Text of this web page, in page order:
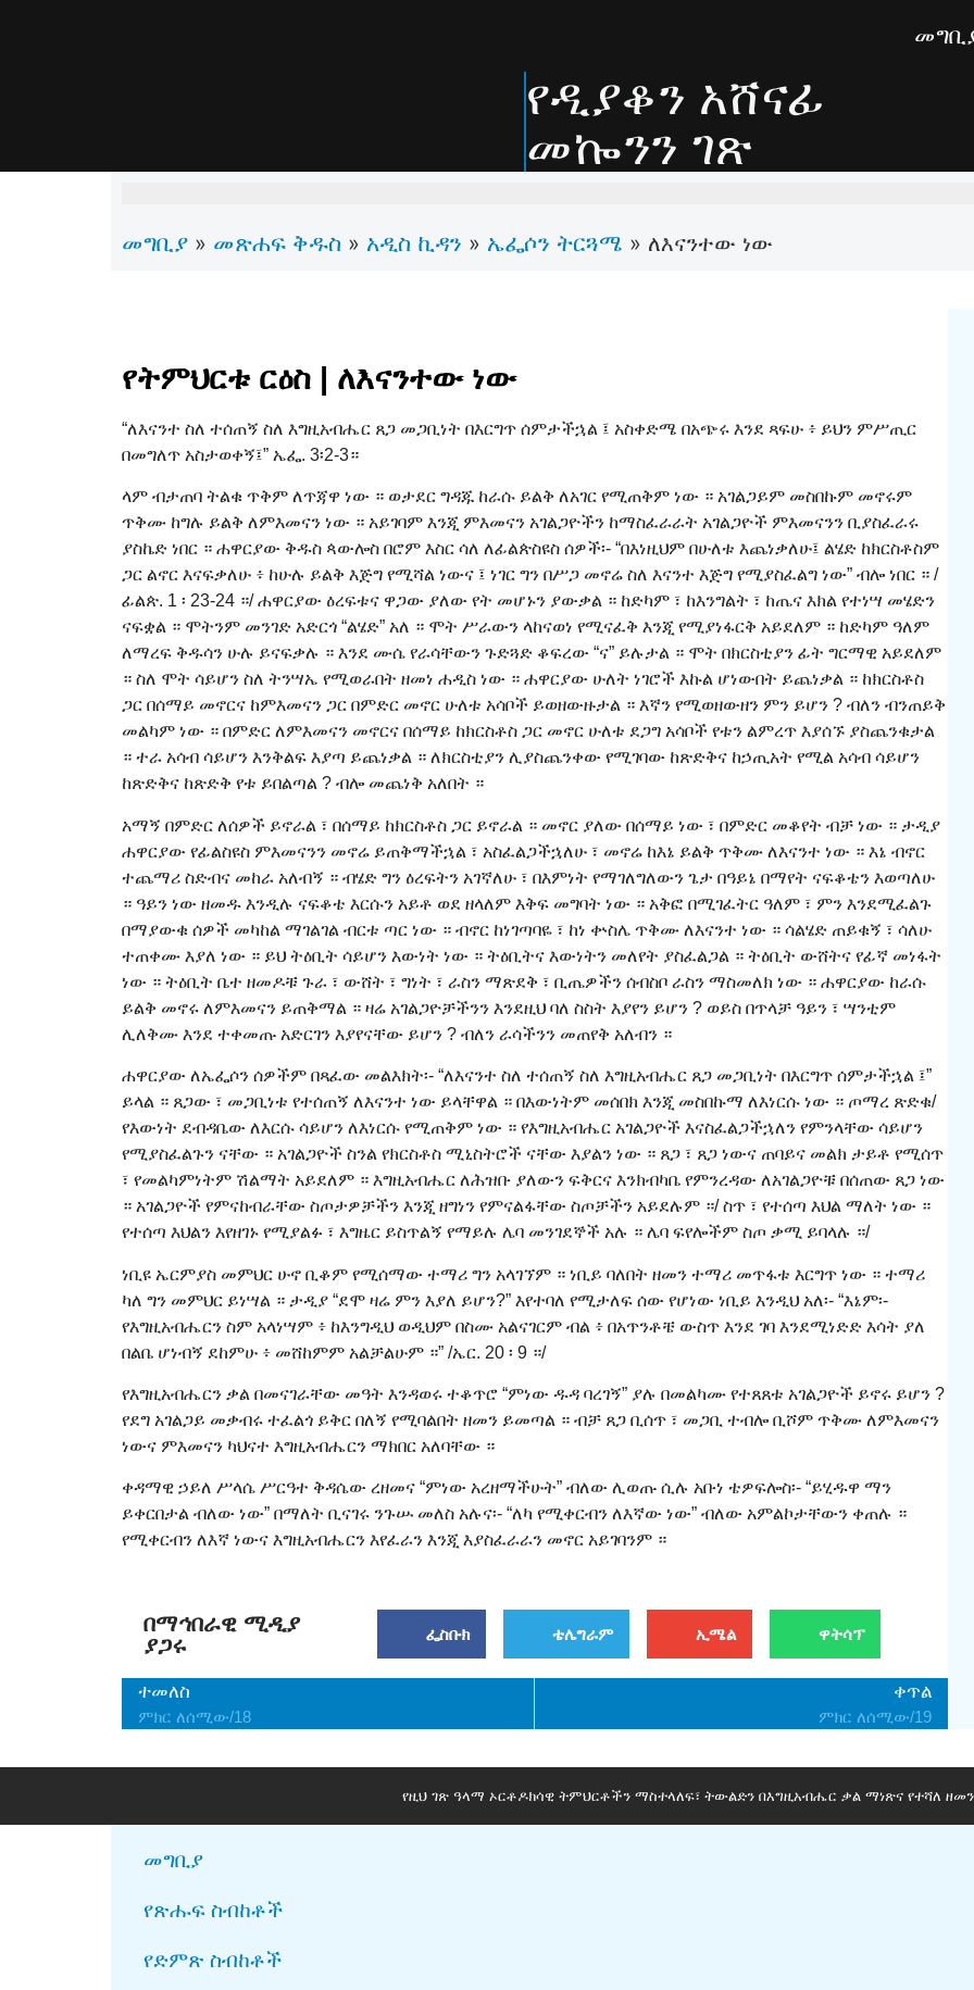
የዲያቆን አሸናፊ
መኰንን ገጽ
መግቢያ » መጽሐፍ ቅዱስ » አዲስ ኪዳን » ኤፌሶን ትርጓሜ » ለእናንተው ነው
የትምህርቱ ርዕስ | ለእናንተው ነው
“ለእናንተ ስለ ተሰጠኝ ስለ እግዚአብሔር ጸጋ መጋቢነት በእርግጥ ሰምታችኋል ፤ አስቀድሜ በአጭሩ እንደ ጻፍሁ ፥ ይህን ምሥጢር
በመግለጥ አስታወቀኝ፤” ኤፌ. 3፡2-3።
ላም ብታጠባ ትልቁ ጥቅም ለጥጃዋ ነው ። ወታደር ግዳጁ ከራሱ ይልቅ ለአገር የሚጠቅም ነው ። አገልጋይም መስበኩም መኖሩም
ጥቅሙ ከግሉ ይልቅ ለምእመናን ነው ። አይገባም እንጂ ምእመናን አገልጋዮችን ከማስፈራራት አገልጋዮች ምእመናንን ቢያስፈራሩ
ያስኬድ ነበር ። ሐዋርያው ቅዱስ ጳውሎስ በሮም እስር ሳለ ለፊልጵስዩስ ሰዎች፡- “በእነዚህም በሁለቱ እጨነቃለሁ፤ ልሄድ ከክርስቶስም
ጋር ልኖር እናፍቃለሁ ፥ ከሁሉ ይልቅ እጅግ የሚሻል ነውና ፤ ነገር ግን በሥጋ መኖሬ ስለ እናንተ እጅግ የሚያስፈልግ ነው” ብሎ ነበር ። /
ፊልጵ. 1 ፡ 23-24 ።/ ሐዋርያው ዕረፍቱና ዋጋው ያለው የት መሆኑን ያውቃል ። ከድካም ፣ ከእንግልት ፣ ከጤና እክል የተነሣ መሄድን
ናፍቋል ። ሞትንም መንገድ አድርጎ “ልሄድ” አለ ። ሞት ሥራውን ላከናወነ የሚናፈቅ እንጂ የሚያነፋርቅ አይደለም ። ከድካም ዓለም
ለማረፍ ቅዱሳን ሁሉ ይናፍቃሉ ። እንደ ሙሴ የራሳቸውን ጉድጓድ ቆፍረው “ና” ይሉታል ። ሞት በክርስቲያን ፊት ግርማዊ አይደለም
። ስለ ሞት ሳይሆን ስለ ትንሣኤ የሚወራበት ዘመነ ሐዲስ ነው ። ሐዋርያው ሁለት ነገሮች እኩል ሆነውበት ይጨነቃል ። ከክርስቶስ
ጋር በሰማይ መኖርና ከምእመናን ጋር በምድር መኖር ሁለቱ አሳቦች ይወዘውዙታል ። እኛን የሚወዘውዘን ምን ይሆን ? ብለን ብንጠይቅ
መልካም ነው ። በምድር ለምእመናን መኖርና በሰማይ ከክርስቶስ ጋር መኖር ሁለቱ ደጋግ አሳቦች የቱን ልምረጥ እያሰኙ ያስጨንቁታል
። ተራ አሳብ ሳይሆን እንቅልፍ እያጣ ይጨነቃል ። ለክርስቲያን ሊያስጨንቀው የሚገባው ከጽድቅና ከኃጢአት የሚል አሳብ ሳይሆን
ከጽድቅና ከጽድቅ የቱ ይበልጣል ? ብሎ መጨነቅ አለበት ።
አማኝ በምድር ለሰዎች ይኖራል ፣ በሰማይ ከክርስቶስ ጋር ይኖራል ። መኖር ያለው በሰማይ ነው ፣ በምድር መቆየት ብቻ ነው ። ታዲያ
ሐዋርያው የፊልስዩስ ምእመናንን መኖሬ ይጠቅማችኋል ፣ አስፈልጋችኋለሁ ፣ መኖሬ ከእኔ ይልቅ ጥቅሙ ለእናንተ ነው ። እኔ ብኖር
ተጨማሪ ስድብና መከራ አለብኝ ። ብሄድ ግን ዕረፍትን አገኛለሁ ፣ በእምነት የማገለግለውን ጌታ በዓይኔ በማየት ናፍቆቴን እወጣለሁ
። ዓይን ነው ዘመዱ እንዲሉ ናፍቆቴ እርሱን አይቶ ወደ ዘላለም እቅፍ መግባት ነው ። አቅፎ በሚገፈትር ዓለም ፣ ምን እንደሚፈልጉ
በማያውቁ ሰዎች መካከል ማገልገል ብርቱ ጣር ነው ። ብኖር ከነገጣባዬ ፣ ከነ ቍስሌ ጥቅሙ ለእናንተ ነው ። ሳልሄድ ጠይቁኝ ፣ ሳለሁ
ተጠቀሙ እያለ ነው ። ይህ ትዕቢት ሳይሆን እውነት ነው ። ትዕቢትና እውነትን መለየት ያስፈልጋል ። ትዕቢት ውሸትና የፊኛ መነፋት
ነው ። ትዕቢት ቤተ ዘመዶቹ ጉራ ፣ ውሸት ፣ ግነት ፣ ራስን ማጽደቅ ፣ ቢጤዎችን ሰብስቦ ራስን ማስመለክ ነው ። ሐዋርያው ከራሱ
ይልቅ መኖሩ ለምእመናን ይጠቅማል ። ዛሬ አገልጋዮቻችንን እንደዚህ ባለ ስስት እያየን ይሆን ? ወይስ በጥላቻ ዓይን ፣ ሣንቲም
ሊለቅሙ እንደ ተቀመጡ አድርገን እያየናቸው ይሆን ? ብለን ራሳችንን መጠየቅ አለብን ።
ሐዋርያው ለኤፌሶን ሰዎችም በጻፈው መልእክት፡- “ለእናንተ ስለ ተሰጠኝ ስለ እግዚአብሔር ጸጋ መጋቢነት በእርግጥ ሰምታችኋል ፤”
ይላል ። ጸጋው ፣ መጋቢነቱ የተሰጠኝ ለእናንተ ነው ይላቸዋል ። በእውነትም መሰበክ እንጂ መስበኩማ ለእነርሱ ነው ። ጦማረ ጽድቁ/
የእውነት ደብዳቤው ለእርሱ ሳይሆን ለእነርሱ የሚጠቅም ነው ። የእግዚአብሔር አገልጋዮች እናስፈልጋችኋለን የምንላቸው ሳይሆን
የሚያስፈልጉን ናቸው ። አገልጋዮች ስንል የክርስቶስ ሚኒስትሮች ናቸው እያልን ነው ። ጸጋ ፣ ጸጋ ነውና ጠባይና መልክ ታይቶ የሚሰጥ
፣ የመልካምነትም ሽልማት አይደለም ። እግዚአብሔር ለሕዝቡ ያለውን ፍቅርና እንክብካቤ የምንረዳው ለአገልጋዮቹ በሰጠው ጸጋ ነው
። አገልጋዮች የምናከብራቸው ስጦታዎቻችን እንጂ ዘግነን የምናልፋቸው ስጦቻችን አይደሉም ።/ ስጥ ፣ የተሰጣ እህል ማለት ነው ።
የተሰጣ እህልን እየዘገኑ የሚያልፉ ፣ እግዜር ይስጥልኝ የማይሉ ሌባ መንገደኞች አሉ ። ሌባ ፍየሎችም ስጦ ቃሚ ይባላሉ ።/
ነቢዩ ኤርምያስ መምህር ሁኖ ቢቆም የሚሰማው ተማሪ ግን አላገኘም ። ነቢይ ባለበት ዘመን ተማሪ መጥፋቱ እርግጥ ነው ። ተማሪ
ካለ ግን መምህር ይነሣል ። ታዲያ “ደሞ ዛሬ ምን እያለ ይሆን?” እየተባለ የሚታለፍ ሰው የሆነው ነቢይ እንዲህ አለ፡- “እኔም፡-
የእግዚአብሔርን ስም አላነሣም ፥ ከእንግዲህ ወዲህም በስሙ አልናገርም ብል ፥ በአጥንቶቼ ውስጥ እንደ ገባ እንደሚነድድ እሳት ያለ
በልቤ ሆነብኝ ደከምሁ ፥ መሸከምም አልቻልሁም ።” /ኤር. 20 ፡ 9 ።/
የእግዚአብሔርን ቃል በመናገራቸው መዓት እንዳወሩ ተቆጥሮ “ምነው ዱዳ ባረገኝ” ያሉ በመልካሙ የተጸጸቱ አገልጋዮች ይኖሩ ይሆን ?
የደግ አገልጋይ መቃብሩ ተፈልጎ ይቅር በለኝ የሚባልበት ዘመን ይመጣል ። ብቻ ጸጋ ቢሰጥ ፣ መጋቢ ተብሎ ቢሾም ጥቅሙ ለምእመናን
ነውና ምእመናን ካህናተ እግዚአብሔርን ማክበር አለባቸው ።
ቀዳማዊ ኃይለ ሥላሴ ሥርዓተ ቅዳሴው ረዘመና “ምነው አረዘማችሁት” ብለው ሊወጡ ሲሉ አቡነ ቴዎፍሎስ፡- “ይሂዱዋ ማን
ይቀርበታል ብለው ነው” በማለት ቢናገሩ ንጉሡ መለስ አሉና፡- “ለካ የሚቀርብን ለእኛው ነው” ብለው አምልኮታቸውን ቀጠሉ ።
የሚቀርብን ለእኛ ነውና እግዚአብሔርን እየፈራን እንጂ እያስፈራራን መኖር አይገባንም ።
በማኅበራዊ ሚዲያ
ያጋሩ
ፌስቡክ ቴሌግራም ኢሜል ዋትሳፕ
ተመለስ
ምክር ለሰሚው/18
ቀጥል
ምክር ለሰሚው/19
የዚህ ገጽ ዓላማ ኦርቶዶክሳዊ ትምህርቶችን ማስተላለፍ፣ ትውልድን በእግዚአብሔር ቃል ማነጽና የተሻለ
መግቢያ
የጽሑፍ ስብከቶች
የድምጽ ስብከቶች